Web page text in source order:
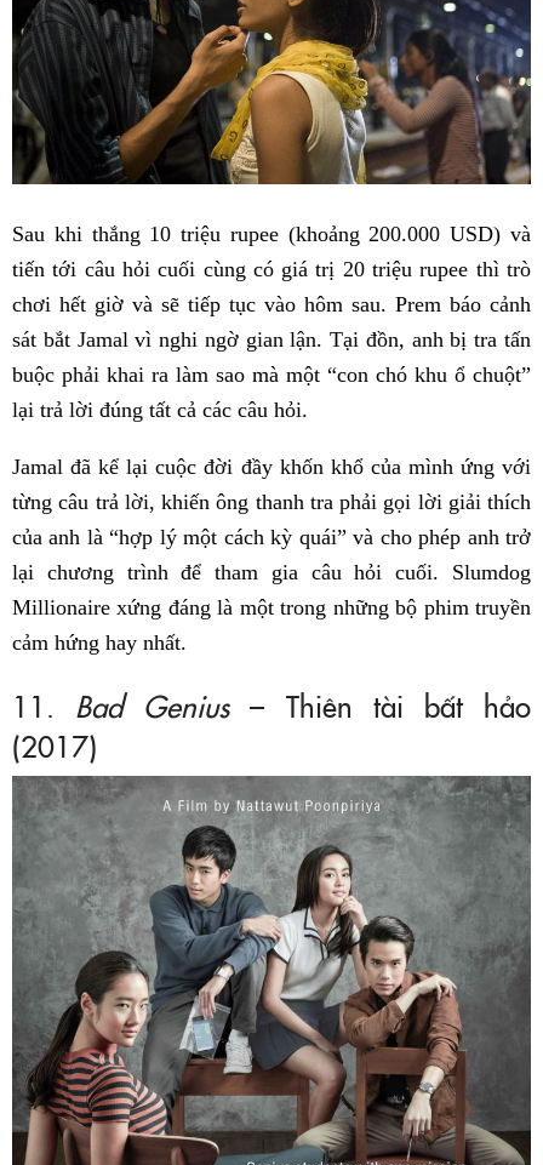
Sau khi thắng 10 triệu rupee (khoảng 200.000 USD) và
tiến tới câu hỏi cuối cùng có giá trị 20 triệu rupee thì trò
chơi hết giờ và sẽ tiếp tục vào hôm sau. Prem báo cảnh
sát bắt Jamal vì nghi ngờ gian lận. Tại đồn, anh bị tra tấn
buộc phải khai ra làm sao mà một “con chó khu ổ chuột”
lại trả lời đúng tất cả các câu hỏi.
Jamal đã kể lại cuộc đời đầy khốn khổ của mình ứng với
từng câu trả lời, khiến ông thanh tra phải gọi lời giải thích
của anh là “hợp lý một cách kỳ quái” và cho phép anh trở
lại chương trình để tham gia câu hỏi cuối. Slumdog
Millionaire xứng đáng là một trong những bộ phim truyền
cảm hứng hay nhất.
11. Bad Genius– Thiên tài bất hảo
(2017)